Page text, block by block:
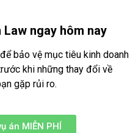
ngay hôm nay
bảo vệ mục tiêu kinh doanh
khi những thay đổi về
gặp rủi ro.
án MIỄN PHÍ